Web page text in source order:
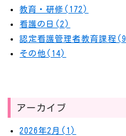
教育・研修(172)
看護の日(2)
認定看護管理者教育課程
その他(14)
アーカイブ
2026年2月(1)